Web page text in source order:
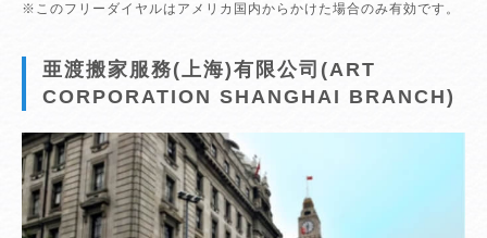
※このフリーダイヤルはアメリカ国内からかけた場合のみ有効です。
亜渡搬家服務(上海)有限公司(ART
CORPORATION SHANGHAI BRANCH)